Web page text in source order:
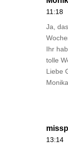
11:18
Ja,
Ihr
tolle
Liebe
Monika
13:14